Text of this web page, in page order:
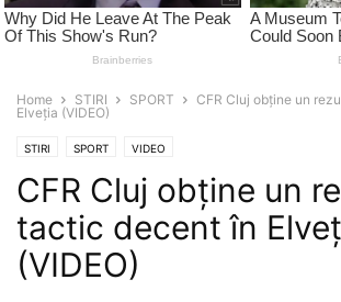
Home STIRI SPORT
CFR Cluj obține un
Elveția (VIDEO)
STIRI SPORT VIDEO
CFR Cluj obține un
tactic decent în
(VIDEO)